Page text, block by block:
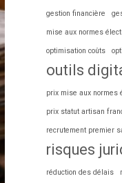
gestion financière
mise aux normes
optimisation coûts
outils
prix mise aux normes
prix statut artisan
recrutement premier
risques
réduction des délais